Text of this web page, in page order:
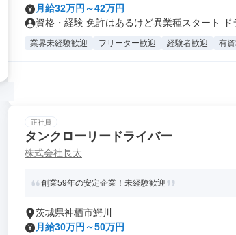
月給32万円～42万円
資格・経験 免許はあるけど異業種スタート ド
業界未経験歓迎 フリーター歓迎 経験者歓迎 有
正社員
タンクローリードライバー
株式会社長太
創業59年の安定企業！未経験歓迎
茨城県神栖市鰐川
月給30万円～50万円